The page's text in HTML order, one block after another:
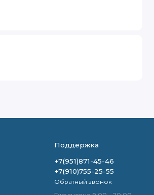
Поддержка
+7(951)871-45-46
+7(910)755-25-55
Обратный звонок